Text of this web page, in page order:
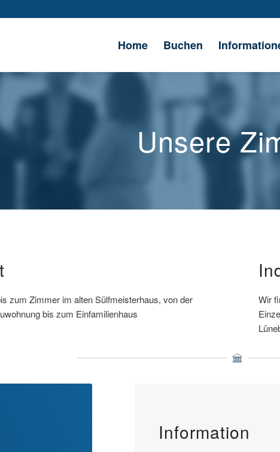
Home Buchen
Unsere
zum Zimmer im alten Sülfmeisterhaus, von der
bis zum Einfamilienhaus
Wir
Information